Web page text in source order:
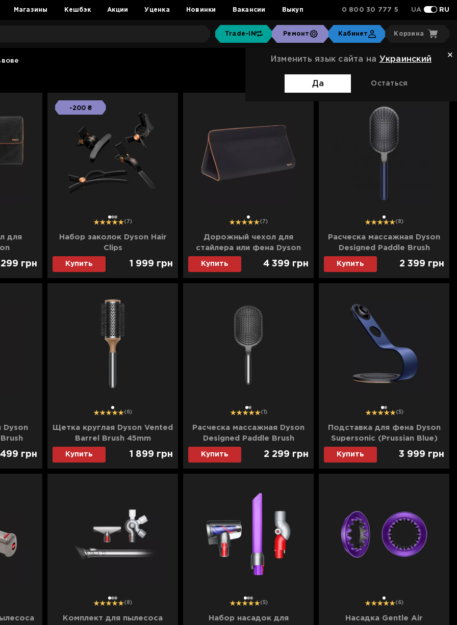
Магазины Кешбэк Акции Уценка Новинки Вакансии Выкуп 0 800 30 777 5 UA RU
Trade-IN Ремонт Кабинет Корзина
Изменить язык сайта на Украинский
Да Остаться
Сортировка: Стандартная
для
грн
12 3
-200 ₴
(7)
Набор заколок Dyson Hair
Clips
Купить 1 999 грн
1 (7)
Дорожный чехол для
стайлера или фена Dyson
(Black/Copper)
Купить 4 399 грн
1 (8)
Расческа массажная Dyson
Designed Paddle Brush
(Prussian Blue/Black)
Купить 2 399 грн
Dyson
грн
1 (6)
Щетка круглая Dyson Vented
Barrel Brush 45mm
(Black/Nickel)
Купить 1 899 грн
12 (1)
Расческа массажная Dyson
Designed Paddle Brush
(Black/Nickel)
Купить 2 299 грн
12 (5)
Подставка для фена Dyson
Supersonic (Prussian Blue)
Купить 3 999 грн
12 3 (8)
Комплект для пылесоса
12 3 (5)
Набор насадок для
1 (6)
Насадка Gentle Air